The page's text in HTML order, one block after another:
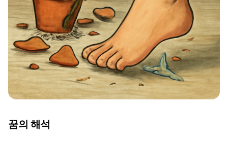
꿈의 해석